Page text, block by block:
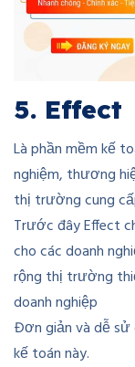
5. Effect
Là phần mềm kế
nghiệm, thương
thị trường cung
Trước đây Effect
cho các doanh
rộng thị trường
doanh nghiệp
Đơn giản và dễ sử
kế toán này.